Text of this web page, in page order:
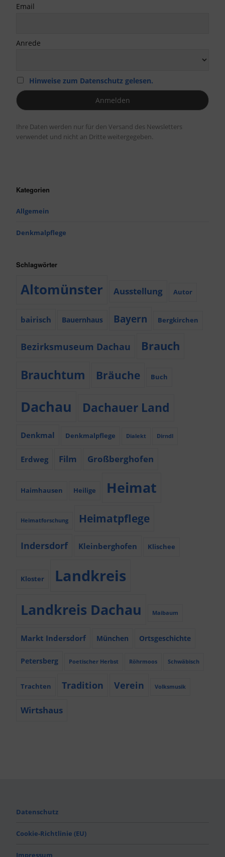
Email
Anrede
Hinweise zum Datenschutz gelesen.
Ihre Daten werden nur für den Versand des Newsletters
verwendet und nicht an Dritte weitergegeben.
Kategorien
Allgemein
Denkmalpflege
Schlagwörter
Altomünster Ausstellung Autor
bairisch Bauernhaus Bayern Bergkirchen
Bezirksmuseum Dachau Brauch
Brauchtum Bräuche Buch
Dachau Dachauer Land
Denkmal Denkmalpflege Dialekt Dirndl
Erdweg Film Großberghofen
Haimhausen Heilige Heimat
Heimatforschung Heimatpflege
Indersdorf Kleinberghofen Klischee
Kloster Landkreis
Landkreis Dachau Maibaum
Markt Indersdorf München Ortsgeschichte
Petersberg Poetischer Herbst Röhrmoos Schwäbisch
Trachten Tradition Verein Volksmusik
Wirtshaus
Datenschutz
Cookie-Richtlinie (EU)
Impressum